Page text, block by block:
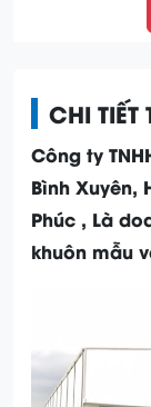
CHI TIẾT
Công ty
Bình Xuyên,
Phúc , Là
khuôn mẫu